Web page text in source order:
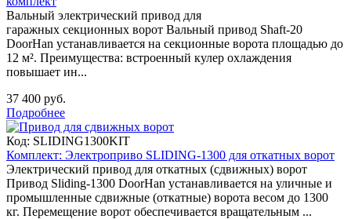
Вальный электрический привод для
гаражных секционных ворот Вальный привод Shaft-20
DoorHan устанавливается на секционные ворота площадью до
12 м². Преимущества: встроенный кулер охлаждения
повышает ин...
37 400 руб.
Подробнее
Код: SLIDING1300KIT
Комплект: Электроприво SLIDING-1300 для откатных ворот
Электрический привод для откатных (сдвижных) ворот
Привод Sliding-1300 DoorHan устанавливается на уличные и
промышленные сдвижные (откатные) ворота весом до 1300
кг. Перемещение ворот обеспечивается вращательным ...